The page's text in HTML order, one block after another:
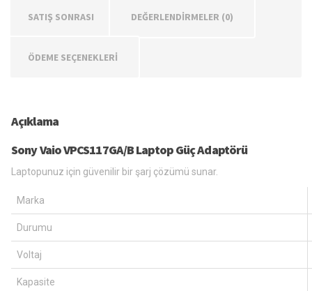
SATIŞ SONRASI DEĞERLENDIRMELER (0)
ÖDEME SEÇENEKLERİ
Açıklama
Sony Vaio VPCS117GA/B Laptop Güç Adaptörü
Laptopunuz için güvenilir bir şarj çözümü sunar.
Marka
Durumu
Voltaj
Kapasite